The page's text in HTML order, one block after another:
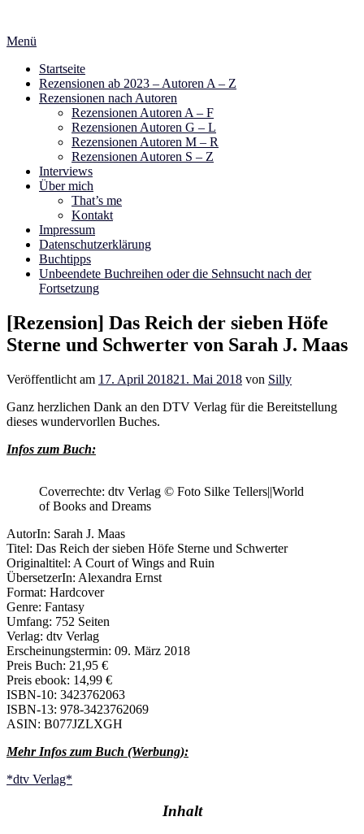
springen
Menü
Startseite
Rezensionen ab 2023 – Autoren A – Z
Rezensionen nach Autoren
Rezensionen Autoren A – F
Rezensionen Autoren G – L
Rezensionen Autoren M – R
Rezensionen Autoren S – Z
Interviews
Über mich
That’s me
Kontakt
Impressum
Datenschutzerklärung
Buchtipps
Unbeendete Buchreihen oder die Sehnsucht nach der
Fortsetzung
[Rezension] Das Reich der sieben Höfe
Sterne und Schwerter von Sarah J. Maas
Veröffentlicht am 17. April 201821. Mai 2018 von Silly
Ganz herzlichen Dank an den DTV Verlag für die Bereitstellung
dieses wundervorllen Buches.
Infos zum Buch:
Coverrechte: dtv Verlag © Foto Silke Tellers||World
of Books and Dreams
AutorIn: Sarah J. Maas
Titel: Das Reich der sieben Höfe Sterne und Schwerter
Originaltitel: A Court of Wings and Ruin
ÜbersetzerIn: Alexandra Ernst
Format: Hardcover
Genre: Fantasy
Umfang: 752 Seiten
Verlag: dtv Verlag
Erscheinungstermin: 09. März 2018
Preis Buch: 21,95 €
Preis ebook: 14,99 €
ISBN-10: 3423762063
ISBN-13: 978-3423762069
ASIN: B077JZLXGH
Mehr Infos zum Buch (Werbung):
*dtv Verlag*
Inhalt